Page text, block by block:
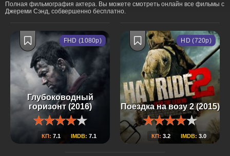
Полная фильмография актера. Вы можете смотреть онлайн все фильмы с
Джереми Сэнд, собвершенно бесплатно.
Глубоководный
горизонт (2016)
КП: 7.1 IMDB: 7.1
FHD (1080p)
Поездка на возу 2 (2015)
КП: 3.2 IMDB: 3.0
HD (720p)